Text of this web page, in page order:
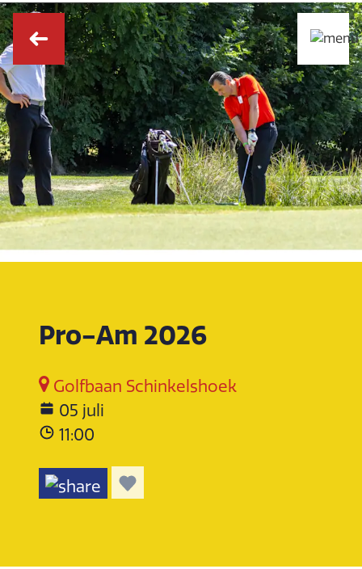
Pro-Am 2026
Golfbaan Schinkelshoek
05 juli
11:00